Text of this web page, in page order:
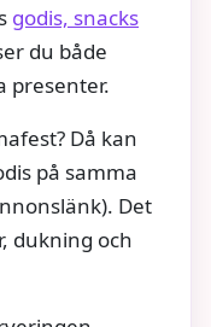
godis, snacks
du både
presenter.
Då kan
på samma
Det
dukning och